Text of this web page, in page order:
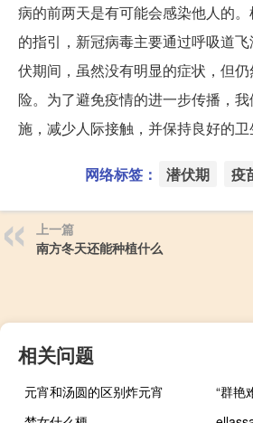
病的前两天是有可能会感染他人的
的指引，新冠病毒主要通过呼吸道
伏期间，虽然没有明显的症状，但
险。为了避免疫情的进一步传播，
施，减少人际接触，并保持良好的卫
网络标签： 潜伏期 疫
上一篇
南方冬天还能种植什么
相关问题
元宵和汤圆的区别炸元宵
“群艳